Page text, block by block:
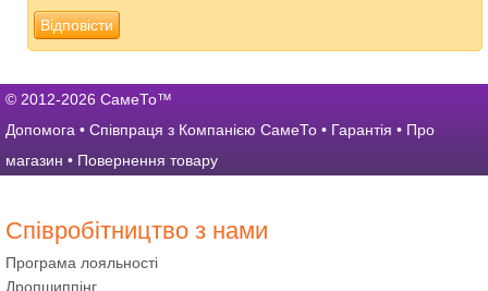
Відповісти
© 2012-2026 СамеТо™
Допомога • Співпраця з Компанією СамеТо • Гарантія • Про
магазин • Повернення товару
Співробітництво з нами
Програма лояльності
Дропшиппінг